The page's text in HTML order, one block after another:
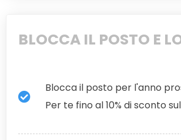
BLOCCA IL POSTO E
Blocca il posto per l'anno
Per te fino al 10% di sconto